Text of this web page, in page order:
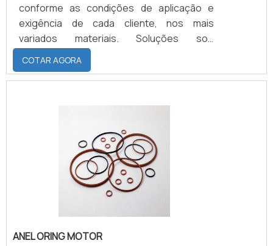
conforme as condições de aplicação e
exigência de cada cliente, nos mais
variados materiais. Soluções sob
encomenda, nacionalizações e
desenvolvimento de kits de reparo.
COTAR AGORA
ANEL ORING MOTOR